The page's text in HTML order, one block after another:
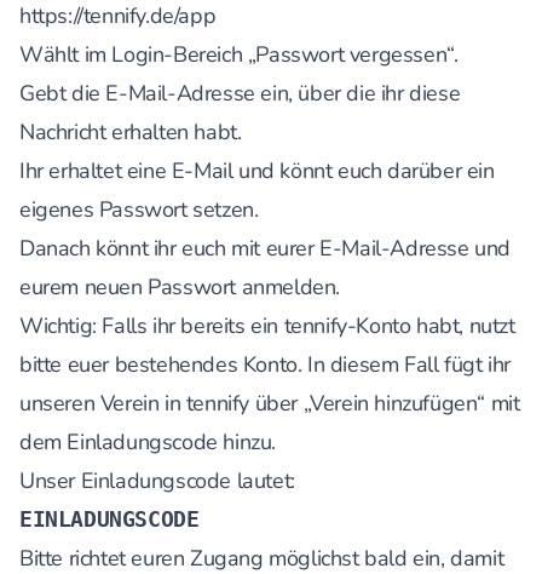
https://tennify.de/app
Wählt im Login-Bereich „Passwort vergessen“.
Gebt die E-Mail-Adresse ein, über die ihr diese
Nachricht erhalten habt.
Ihr erhaltet eine E-Mail und könnt euch darüber ein
eigenes Passwort setzen.
Danach könnt ihr euch mit eurer E-Mail-Adresse und
eurem neuen Passwort anmelden.
Wichtig: Falls ihr bereits ein tennify-Konto habt, nutzt
bitte euer bestehendes Konto. In diesem Fall fügt ihr
unseren Verein in tennify über „Verein hinzufügen“ mit
dem Einladungscode hinzu.
Unser Einladungscode lautet:
EINLADUNGSCODE
Bitte richtet euren Zugang möglichst bald ein, damit